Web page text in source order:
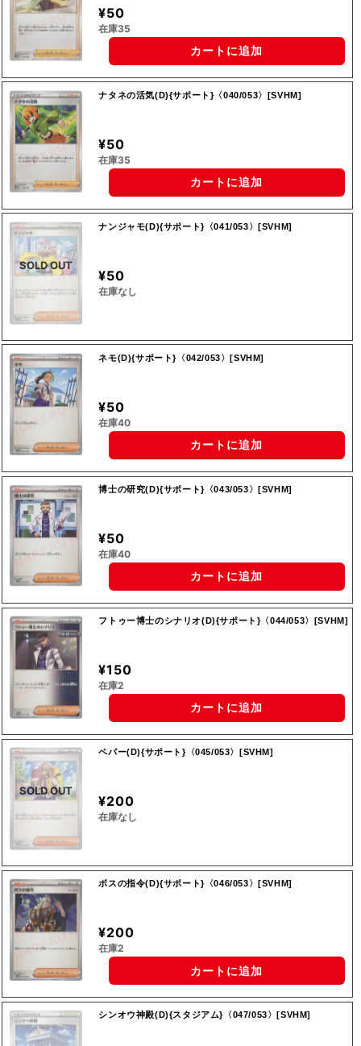
¥50
在庫35
カートに追加
ナタネの活気(D){サポート}〈040/053〉[SVHM]
¥50
在庫35
カートに追加
SOLD OUT
ナンジャモ(D){サポート}〈041/053〉[SVHM]
¥50
在庫なし
ネモ(D){サポート}〈042/053〉[SVHM]
¥50
在庫40
カートに追加
博士の研究(D){サポート}〈043/053〉[SVHM]
¥50
在庫40
カートに追加
フトゥー博士のシナリオ(D){サポート}〈044/053〉[SVHM]
¥150
在庫2
カートに追加
SOLD OUT
ペパー(D){サポート}〈045/053〉[SVHM]
¥200
在庫なし
ボスの指令(D){サポート}〈046/053〉[SVHM]
¥200
在庫2
カートに追加
シンオウ神殿(D){スタジアム}〈047/053〉[SVHM]